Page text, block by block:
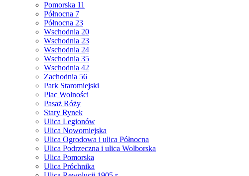
Pomorska 11
Północna 7
Północna 23
Wschodnia 20
Wschodnia 23
Wschodnia 24
Wschodnia 35
Wschodnia 42
Zachodnia 56
Park Staromiejski
Plac Wolności
Pasaż Róży
Stary Rynek
Ulica Legionów
Ulica Nowomiejska
Ulica Ogrodowa i ulica Północna
Ulica Podrzeczna i ulica Wolborska
Ulica Pomorska
Ulica Próchnika